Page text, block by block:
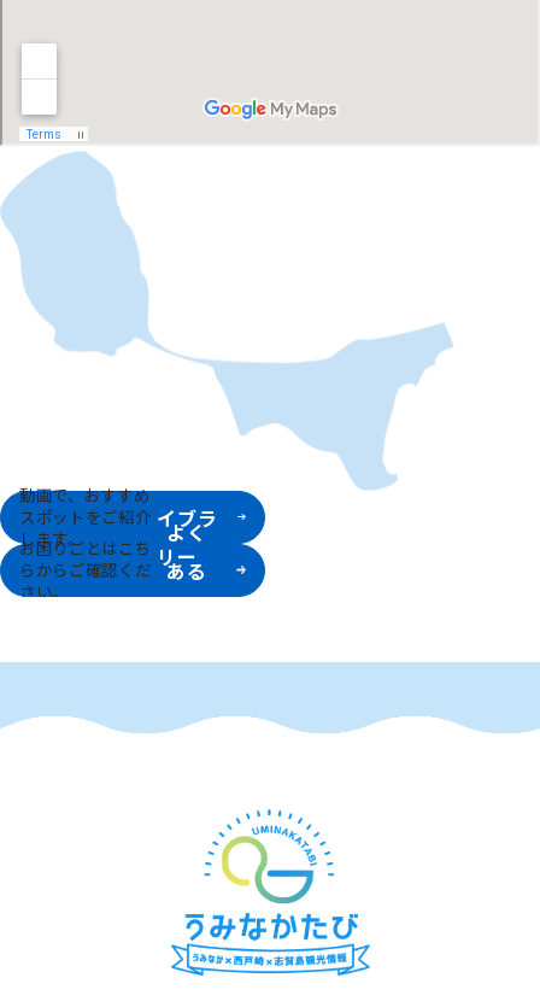
動画で、おすすめ
スポットをご紹介
します。
イブラ
リー
お困りごとはこち
らからご確認くだ
さい。
よく
ある